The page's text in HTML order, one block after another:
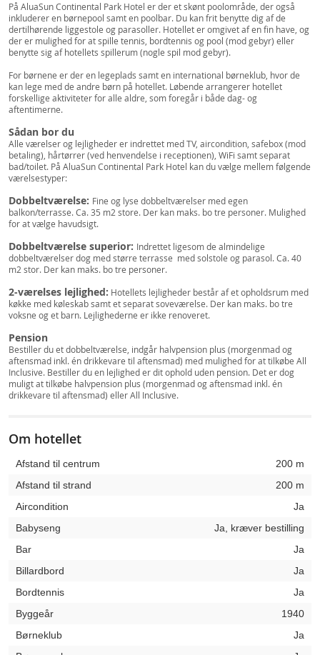
På AluaSun Continental Park Hotel er der et skønt poolområde, der også
inkluderer en børnepool samt en poolbar. Du kan frit benytte dig af de
dertilhørende liggestole og parasoller. Hotellet er omgivet af en fin have, og
der er mulighed for at spille tennis, bordtennis og pool (mod gebyr) eller
benytte sig af hotellets spillerum (nogle spil mod gebyr).
For børnene er der en legeplads samt en international børneklub, hvor de
kan lege med de andre børn på hotellet. Løbende arrangerer hotellet
forskellige aktiviteter for alle aldre, som foregår i både dag- og
aftentimerne.
Sådan bor du
Alle værelser og lejligheder er indrettet med TV, aircondition, safebox (mod
betaling), hårtørrer (ved henvendelse i receptionen), WiFi samt separat
bad/toilet. På AluaSun Continental Park Hotel kan du vælge mellem følgende
værelsestyper:
Dobbeltværelse: Fine og lyse dobbeltværelser med egen
balkon/terrasse. Ca. 35 m2 store. Der kan maks. bo tre personer. Mulighed
for at vælge havudsigt.
Dobbeltværelse superior: Indrettet ligesom de almindelige
dobbeltværelser dog med større terrasse med solstole og parasol. Ca. 40
m2 stor. Der kan maks. bo tre personer.
2-værelses lejlighed: Hotellets lejligheder består af et opholdsrum med
køkke med køleskab samt et separat soveværelse. Der kan maks. bo tre
voksne og et barn. Lejlighederne er ikke renoveret.
Pension
Bestiller du et dobbeltværelse, indgår halvpension plus (morgenmad og
aftensmad inkl. én drikkevare til aftensmad) med mulighed for at tilkøbe All
Inclusive. Bestiller du en lejlighed er dit ophold uden pension. Det er dog
muligt at tilkøbe halvpension plus (morgenmad og aftensmad inkl. én
drikkevare til aftensmad) eller All Inclusive.
Om hotellet
Afstand til centrum
200 m
Afstand til strand
200 m
Aircondition
Ja
Babyseng
Ja, kræver bestilling
Bar
Ja
Billardbord
Ja
Bordtennis
Ja
Byggeår
1940
Børneklub
Ja